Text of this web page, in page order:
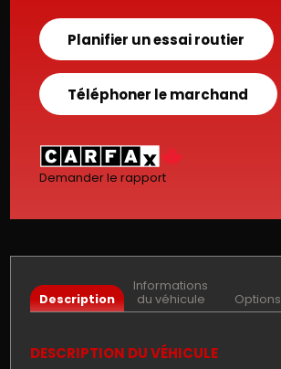
Planifier un essai routier
Téléphoner le marchand
Demander le rapport
Description
Informations
du véhicule
Options
DESCRIPTION DU VÉHICULE